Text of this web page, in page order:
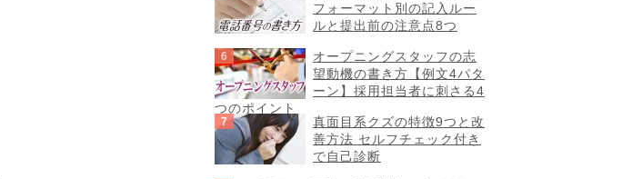
フォーマット別の記入ルー
ルと提出前の注意点8つ
オープニングスタッフの志
望動機の書き方【例文4パタ
ーン】採用担当者に刺さる4
つのポイント
真面目系クズの特徴9つと改
善方法 セルフチェック付き
で自己診断